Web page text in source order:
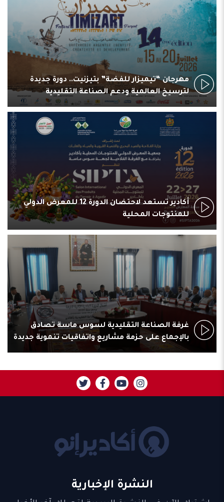
مهرجان “تيميزار للفضة” بتيزنيت.. دورة جديدة
لترسيخ العالمية ودعم الصناعة التقليدية
أكادير تستعد لاحتضان الدورة 12 للمعرض الدولي
للمنتوجات المحلية
غرفة الصناعة التقليدية لسوس ماسة تصادق
بالإجماع على حزمة مشاريع واتفاقيات تنموية جديدة
النشرة الإخبارية